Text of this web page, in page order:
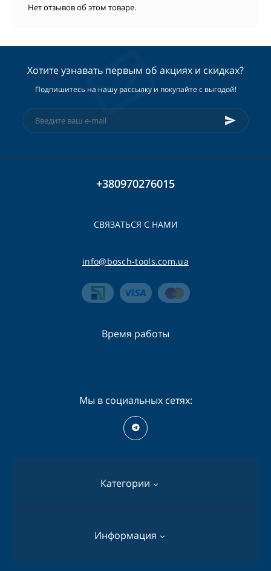
Нет отзывов об этом товаре.
Хотите узнавать первым об акциях и скидках?
Подпишитесь на нашу рассылку и покупайте с выгодой!
+380970276015
СВЯЗАТЬСЯ С НАМИ
info@bosch-tools.com.ua
Категории
Перфораторы
Информация
Время работы
Мы в социальных сетях: